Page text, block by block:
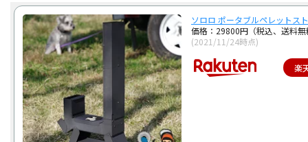
ソロロ ポータブルペレットス
価格：29800円（税込、送料無
(2021/11/24時点)
楽